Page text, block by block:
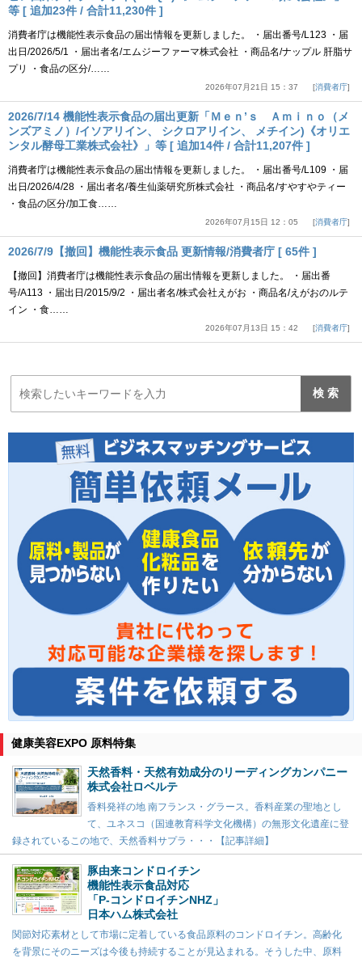
等 [ 追加23件 / 合計11,230件 ]
消費者庁は機能性表示食品の届出情報を更新しました。 ・届出番号/L123 ・届
出日/2026/5/1 ・届出者名/エムジーファーマ株式会社 ・商品名/ナップル 肝脂サ
プリ ・食品の区分/……
2026年07月21日 15：37 消費者庁
2026/7/14 機能性表示食品の届出更新「Ｍｅｎ’ｓ Ａｍｉｎｏ（メ
ンズアミノ）/イソアリイン、 シクロアリイン、 メチイン)《オリエ
ンタル酵母工業株式会社》」等 [ 追加14件 / 合計11,207件 ]
消費者庁は機能性表示食品の届出情報を更新しました。 ・届出番号/L109 ・届
出日/2026/4/28 ・届出者名/養生仙薬研究所株式会社 ・商品名/すやすやティー
・食品の区分/加工食……
2026年07月15日 12：05 消費者庁
2026/7/9【撤回】機能性表示食品 更新情報/消費者庁 [ 65件 ]
【撤回】消費者庁は機能性表示食品の届出情報を更新しました。 ・届出番
号/A113 ・届出日/2015/9/2 ・届出者名/株式会社えがお ・商品名/えがおのルテ
イン ・食……
2026年07月13日 15：42 消費者庁
健康美容EXPO 原料特集
天然香料・天然有効成分のリーディングカンパニー
株式会社ロベルテ
香料発祥の地 南フランス・グラース。香料産業の聖地とし
て、ユネスコ（国連教育科学文化機構）の無形文化遺産に登
録されているこの地で、天然香料サプラ・・・【記事詳細】
豚由来コンドロイチン
機能性表示食品対応
「P-コンドロイチンNHZ」
日本ハム株式会社
関節対応素材として市場に定着している食品原料のコンドロイチン。高齢化
を背景にそのニーズは今後も持続することが見込まれる。そうした中、原料